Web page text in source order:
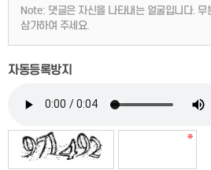
Note: 댓글은 자신을 나타내는 얼굴입니다.
삼가하여 주세요.
자동등록방지